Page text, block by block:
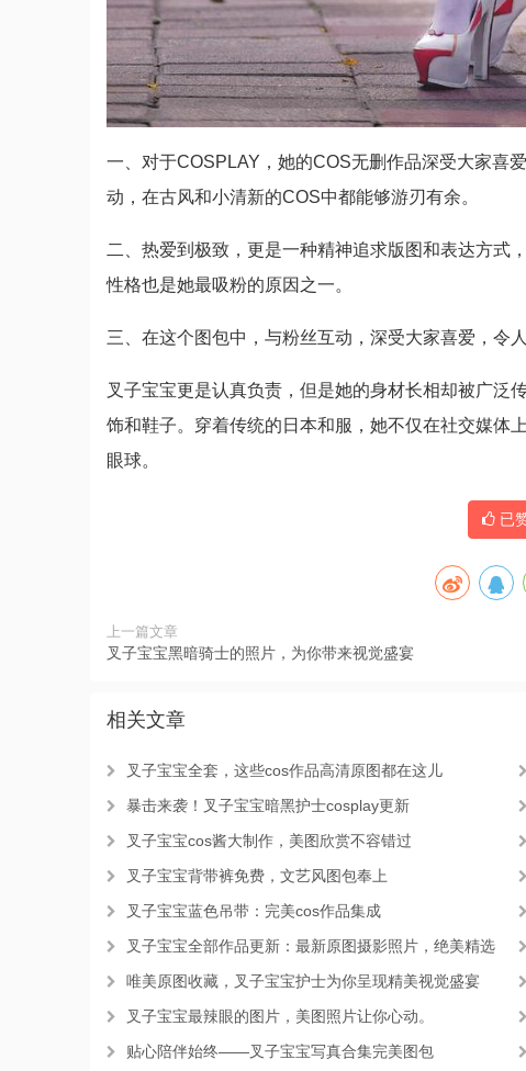
一、对于COSPLAY，她的COS无删作品深受大家喜
动，在古风和小清新的COS中都能够游刃有余。
二、热爱到极致，更是一种精神追求版图和表达方式
性格也是她最吸粉的原因之一。
三、在这个图包中，与粉丝互动，深受大家喜爱，令人
叉子宝宝更是认真负责，但是她的身材长相却被广泛
饰和鞋子。穿着传统的日本和服，她不仅在社交媒体
眼球。
已
上一篇文章
叉子宝宝黑暗骑士的照片，为你带来视觉盛宴
相关文章
叉子宝宝全套，这些cos作品高清原图都在这儿
暴击来袭！叉子宝宝暗黑护士cosplay更新
叉子宝宝cos酱大制作，美图欣赏不容错过
叉子宝宝背带裤免费，文艺风图包奉上
叉子宝宝蓝色吊带：完美cos作品集成
叉子宝宝全部作品更新：最新原图摄影照片，绝美精选
唯美原图收藏，叉子宝宝护士为你呈现精美视觉盛宴
叉子宝宝最辣眼的图片，美图照片让你心动。
贴心陪伴始终——叉子宝宝写真合集完美图包